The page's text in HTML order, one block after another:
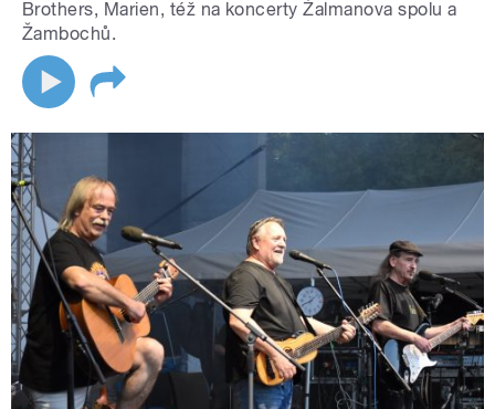
Brothers, Marien, též na koncerty Žalmanova spolu a
Žambochů.